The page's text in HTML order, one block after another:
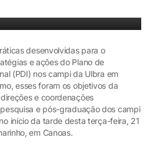
desenvolvidas para o
e ações do Plano de
(PDI) nos campi da Ulbra em
esses foram os objetivos da
e coordenações
e pós-graduação dos campi
início da tarde desta terça-feira, 21
em Canoas.